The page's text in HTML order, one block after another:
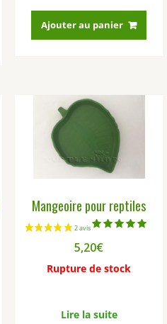
Ajouter au panier
Mangeoire pour reptiles
5,20€
Rupture de stock
Lire la suite